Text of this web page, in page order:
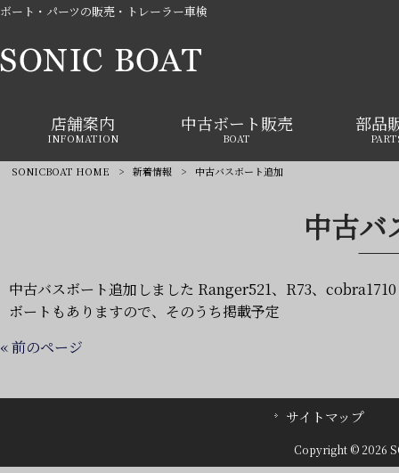
ボート・パーツの販売・トレーラー車検
店舗案内
INFOMATION
中古ボート販売
BOAT
部品
SONICBOAT HOME > 新着情報 > 中古バスボート追加
中古バ
中古バスボート追加しました Ranger521、R73、
ボートもありますので、そのうち掲載予定
« 前のページ
サイトマップ
Copyright © 2026